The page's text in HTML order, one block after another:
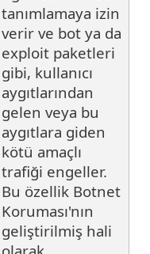
tanımlamaya izin
verir ve bot ya da
exploit paketleri
gibi, kullanıcı
aygıtlarından
gelen veya bu
aygıtlara giden
kötü amaçlı
trafiği engeller.
Bu özellik Botnet
Koruması'nın
geliştirilmiş hali